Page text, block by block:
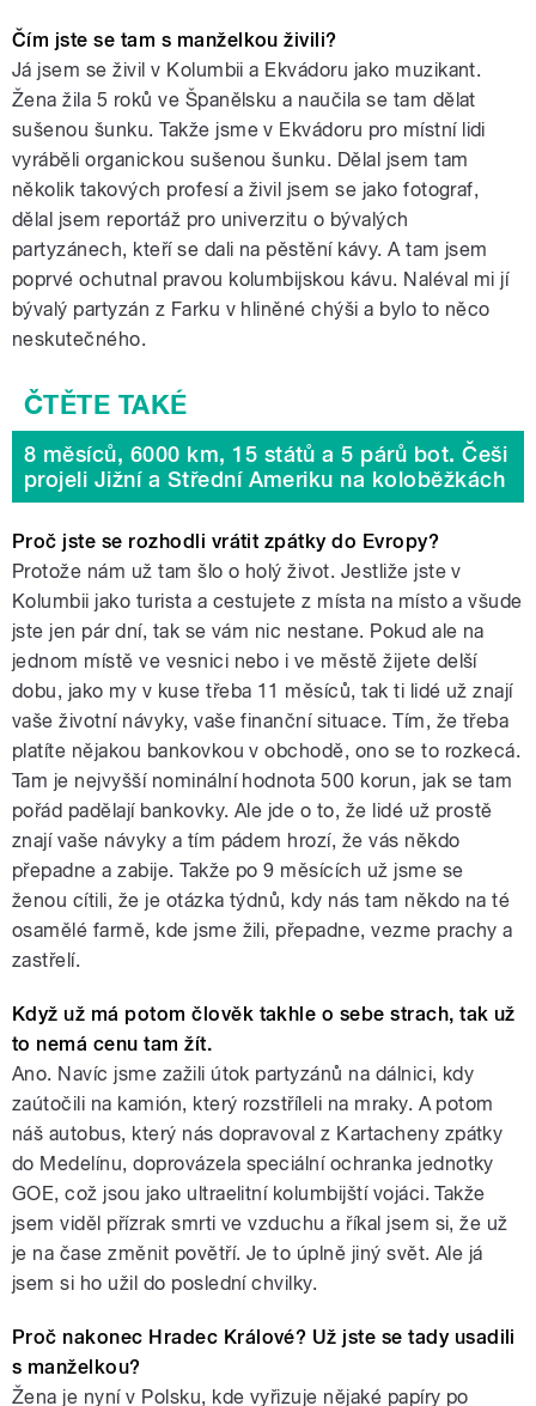
Čím jste se tam s manželkou živili?
Já jsem se živil v Kolumbii a Ekvádoru jako muzikant.
Žena žila 5 roků ve Španělsku a naučila se tam dělat
sušenou šunku. Takže jsme v Ekvádoru pro místní lidi
vyráběli organickou sušenou šunku. Dělal jsem tam
několik takových profesí a živil jsem se jako fotograf,
dělal jsem reportáž pro univerzitu o bývalých
partyzánech, kteří se dali na pěstění kávy. A tam jsem
poprvé ochutnal pravou kolumbijskou kávu. Naléval mi jí
bývalý partyzán z Farku v hliněné chýši a bylo to něco
neskutečného.
8 měsíců, 6000 km, 15 států a 5 párů bot. Češi
projeli Jižní a Střední Ameriku na koloběžkách
Proč jste se rozhodli vrátit zpátky do Evropy?
Protože nám už tam šlo o holý život. Jestliže jste v
Kolumbii jako turista a cestujete z místa na místo a všude
jste jen pár dní, tak se vám nic nestane. Pokud ale na
jednom místě ve vesnici nebo i ve městě žijete delší
dobu, jako my v kuse třeba 11 měsíců, tak ti lidé už znají
vaše životní návyky, vaše finanční situace. Tím, že třeba
platíte nějakou bankovkou v obchodě, ono se to rozkecá.
Tam je nejvyšší nominální hodnota 500 korun, jak se tam
pořád padělají bankovky. Ale jde o to, že lidé už prostě
znají vaše návyky a tím pádem hrozí, že vás někdo
přepadne a zabije. Takže po 9 měsících už jsme se
ženou cítili, že je otázka týdnů, kdy nás tam někdo na té
osamělé farmě, kde jsme žili, přepadne, vezme prachy a
zastřelí.
Když už má potom člověk takhle o sebe strach, tak už
to nemá cenu tam žít.
Ano. Navíc jsme zažili útok partyzánů na dálnici, kdy
zaútočili na kamión, který rozstříleli na mraky. A potom
náš autobus, který nás dopravoval z Kartacheny zpátky
do Medelínu, doprovázela speciální ochranka jednotky
GOE, což jsou jako ultraelitní kolumbijští vojáci. Takže
jsem viděl přízrak smrti ve vzduchu a říkal jsem si, že už
je na čase změnit povětří. Je to úplně jiný svět. Ale já
jsem si ho užil do poslední chvilky.
Proč nakonec Hradec Králové? Už jste se tady usadili
s manželkou?
Žena je nyní v Polsku, kde vyřizuje nějaké papíry po